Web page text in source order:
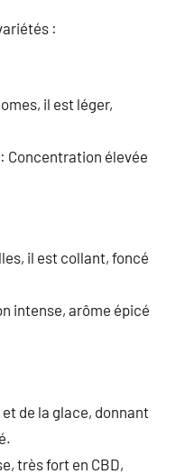
:
il est léger,
Concentration élevée
il est collant, foncé
intense, arôme épicé
de la glace, donnant
très fort en CBD,